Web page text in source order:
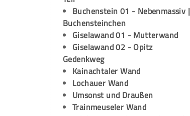
Buchenstein 01 - Nebenmassiv |
Buchensteinchen
Giselawand 01 - Mutterwand
Giselawand 02 - Opitz
Gedenkweg
Kainachtaler Wand
Lochauer Wand
Umsonst und Draußen
Trainmeuseler Wand